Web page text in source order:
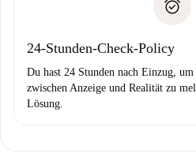
24-Stunden-Check-Policy
Du hast 24 Stunden nach Einzug,
zwischen Anzeige und Realität zu
Lösung.